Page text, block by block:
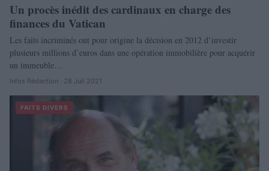
Un procès inédit des cardinaux en charge des
finances du Vatican
Les faits incriminés ont pour origine la décision en 2012 d’investir
plusieurs millions d’euros dans une opération immobilière pour acquérir
un immeuble…
Infos Rédaction · 28 Juil 2021
FAITS DIVERS